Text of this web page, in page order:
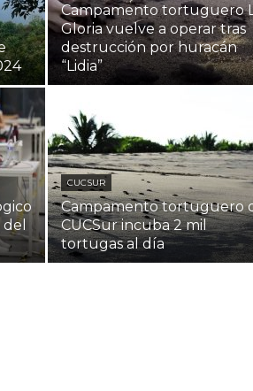
Campamento tortuguero
Gloria vuelve a operar tras
destrucción por huracán
“Lidia”
CUCSUR
Campamento tortuguero
CUCSur incuba 2 mil
tortugas al día